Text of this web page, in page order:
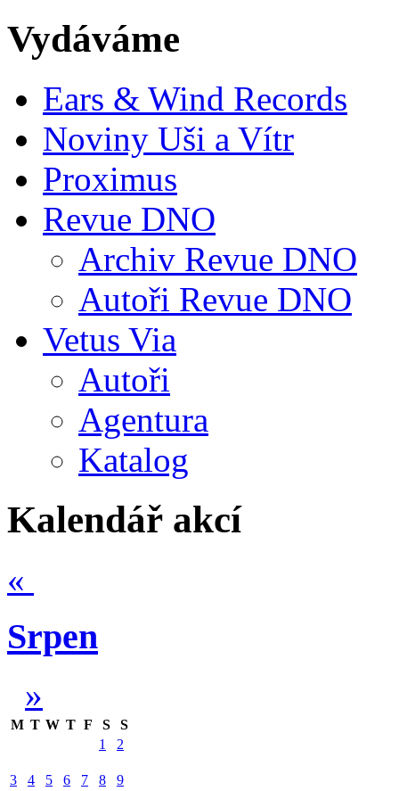
Vydáváme
Ears & Wind Records
Noviny Uši a Vítr
Proximus
Revue DNO
Archiv Revue DNO
Autoři Revue DNO
Vetus Via
Autoři
Agentura
Katalog
Kalendář akcí
«
Srpen
»
M T W T F S
S
1
2
3 4 5 6 7 8 9